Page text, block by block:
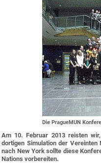
Die PragueMUN
Am 10. Februar 2013 reisten
dortigen Simulation der
nach New York sollte diese
Nations vorbereiten.